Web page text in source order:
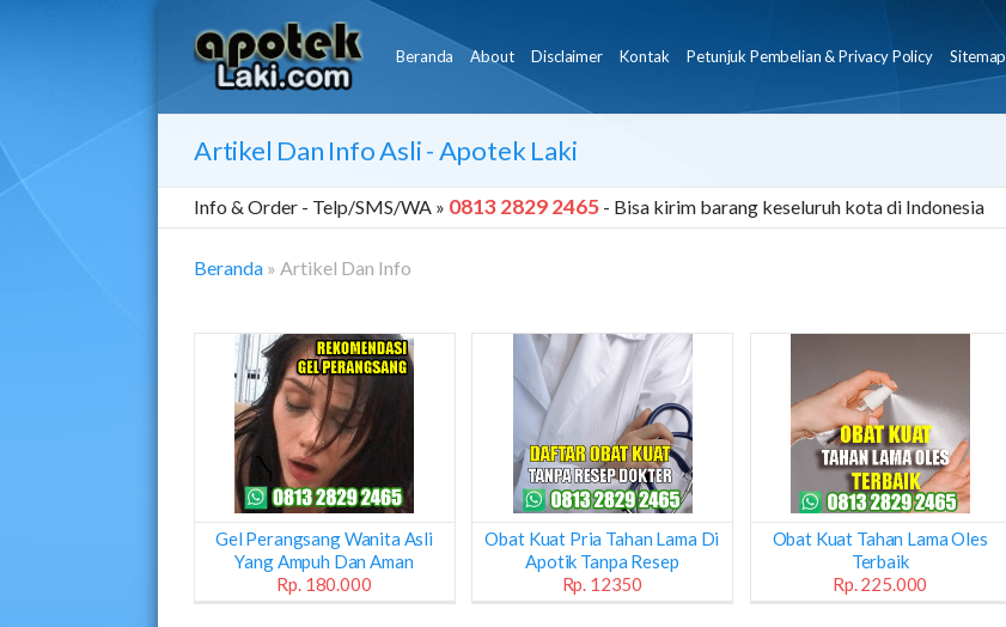
Beranda About Disclaimer Kontak Petunjuk Pembelian & Privacy Policy Sitemap
Artikel Dan Info Asli - Apotek Laki
Info & Order - Telp/SMS/WA » 0813 2829 2465 - Bisa kirim barang keseluruh kota di Indonesia
Beranda » Artikel Dan Info
Artikel
Dan
Info
Gel Perangsang Wanita Asli
Yang Ampuh Dan Aman
Rp. 180.000
Obat Kuat Pria Tahan Lama Di
Apotik Tanpa Resep
Rp. 12350
Obat Kuat Tahan Lama Oles
Terbaik
Rp. 225.000